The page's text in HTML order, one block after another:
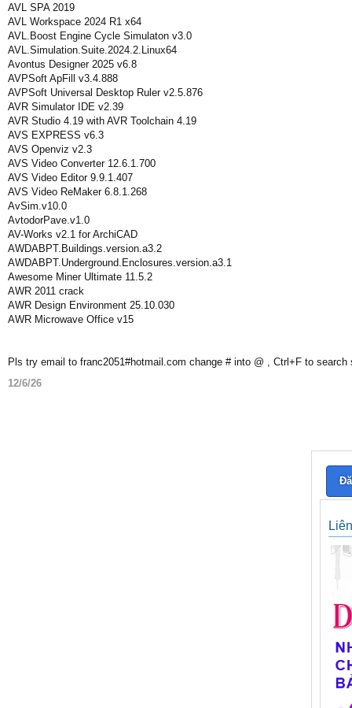
AVL SPA 2019
AVL Workspace 2024 R1 x64
AVL.Boost Engine Cycle Simulaton v3.0
AVL.Simulation.Suite.2024.2.Linux64
Avontus Designer 2025 v6.8
AVPSoft ApFill v3.4.888
AVPSoft Universal Desktop Ruler v2.5.876
AVR Simulator IDE v2.39
AVR Studio 4.19 with AVR Toolchain 4.19
AVS EXPRESS v6.3
AVS Openviz v2.3
AVS Video Converter 12.6.1.700
AVS Video Editor 9.9.1.407
AVS Video ReMaker 6.8.1.268
AvSim.v10.0
AvtodorPave.v1.0
AV-Works v2.1 for ArchiCAD
AWDABPT.Buildings.version.a3.2
AWDABPT.Underground.Enclosures.version.a3.1
Awesome Miner Ultimate 11.5.2
AWR 2011 crack
AWR Design Environment 25.10.030
AWR Microwave Office v15
Pls try email to franc2051#hotmail.com change # into @ , Ctrl+F to search
12/6/26